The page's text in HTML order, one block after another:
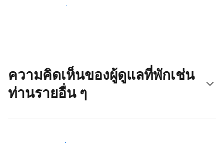
เข้าถึงลูกค้าใหม่ ๆ ตั้งแต่วันนี้
ความคิดเห็นของผู้ดูแลที่พักเช่น
ท่านรายอื่น ๆ
มาร่วมกับผู้ดูแลที่พักเช่นท่าน